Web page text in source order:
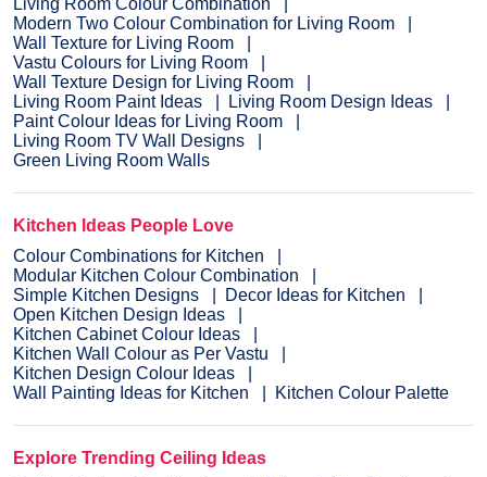
Modern Two Colour Combination for Living Room
Wall Texture for Living Room
Vastu Colours for Living Room
Wall Texture Design for Living Room
Living Room Paint Ideas
Living Room Design Ideas
Paint Colour Ideas for Living Room
Living Room TV Wall Designs
Green Living Room Walls
Kitchen Ideas People Love
Colour Combinations for Kitchen
Modular Kitchen Colour Combination
Simple Kitchen Designs
Decor Ideas for Kitchen
Open Kitchen Design Ideas
Kitchen Cabinet Colour Ideas
Kitchen Wall Colour as Per Vastu
Kitchen Design Colour Ideas
Wall Painting Ideas for Kitchen
Kitchen Colour Palette
Explore Trending Ceiling Ideas